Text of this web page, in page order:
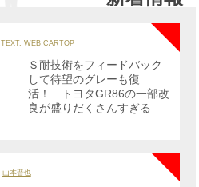
TEXT: WEB CARTOP
NEW
Ｓ耐技術をフィードバック
して待望のグレーも復
活！ トヨタGR86の一部改
良が盛りだくさんすぎる
山本晋也